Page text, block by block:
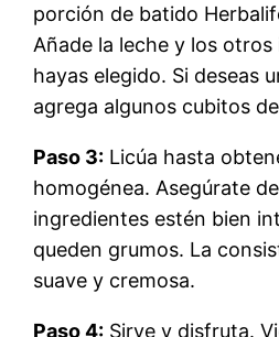
porción de batido
Añade la leche y los
hayas elegido. Si deseas
agrega algunos cubitos
Paso 3: Licúa hasta
homogénea. Asegúrate
ingredientes estén bien
queden grumos. La
suave y cremosa.
Paso 4: Sirve y disfruta.